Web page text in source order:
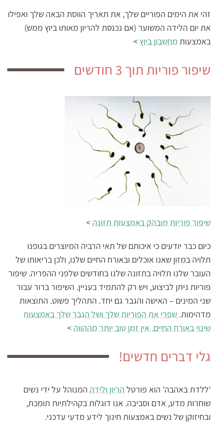
זהי את הימים הפוריים שלך, את תאריך הווסת הבאה שלך ואפילו
את יום הלידה המשוער (אם נכנסת להריון מאותו ביוץ ממש)
באמצעות מחשבון ביוץ >
שיפור פוריות תוך 3 חודשים
שיפור פוריות מובהק באמצעות תזונה >
כיום כבר יודעים כי איכותם של תאי הרביה המיוצרים בגופנו
תלויה במזון שאנו אוכלים ובאורח החיים שלנו, ולכן בריאותו של
העובר שלנו תלויה בתזונה שלנו בחודשים שלפני ההפריה. שיפור
פוריות ניתן לביצוע, ויש רק להתמיד בעניין. השיפור ברור עבור
שני המינים – האישה והגבר גם יחד. התהליך פשוט. התוצאות
מדהימות. שפרי את הפוריות שלך ושל הגבר שלך באמצעות
שינוי באורח החיים. אין זמן טוב יותר מההווה >
גלי דברים חדשים!
'ללדת באהבה' הוא פורטל הריון ולידה המנוהל על ידי נשים
שוחרות מדע, אדם וסביבה. אנו דוגלות בקהילתיות תומכת,
ובחיזוקן של נשים באמצעות חינוך לידע מדעי עדכני.